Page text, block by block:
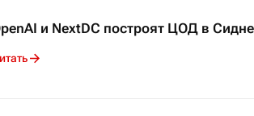
и NextDC построят ЦОД в